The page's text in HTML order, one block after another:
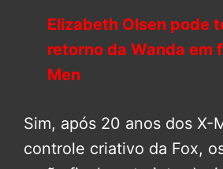
Elizabeth Olsen pode
retorno da Wanda em
Men
Sim, após 20 anos dos X-
controle criativo da Fox,